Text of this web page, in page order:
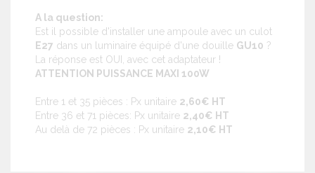
A la question:
Est il possible d'installer une ampoule avec un culot
E27 dans un luminaire équipé d'une douille GU10 ?
La réponse est OUI, avec cet adaptateur !
ATTENTION PUISSANCE MAXI 100W
Entre 1 et 35 pièces : Px unitaire 2,60€ HT
Entre 36 et 71 pièces: Px unitaire 2,40€ HT
Au delà de 72 pièces : Px unitaire 2,10€ HT